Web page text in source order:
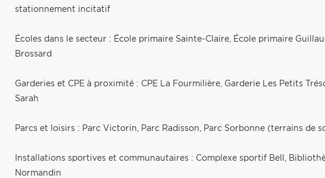
stationnement incitatif
Écoles dans le secteur : École primaire Sainte-Claire, École primaire
Brossard
Garderies et CPE à proximité : CPE La Fourmilière, Garderie Les Petits
Sarah
Parcs et loisirs : Parc Victorin, Parc Radisson, Parc Sorbonne (terrains de
Installations sportives et communautaires : Complexe sportif Bell,
Normandin